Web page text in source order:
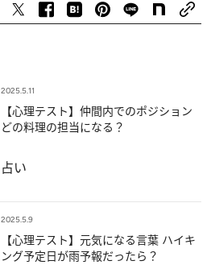
2025.5.11
【心理テスト】仲間内でのポジション
どの料理の担当になる？
占い
2025.5.9
【心理テスト】元気になる言葉 ハイキ
ング予定日が雨予報だったら？